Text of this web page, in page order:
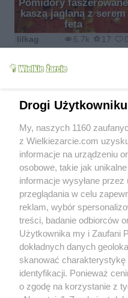
Pomidory faszerowane
kaszą jaglaną z serem
feta
6.7k 17 0
lilkag
Papka brokułowa z
kaszą jaglaną i
mięskiem po 6
miesiącu
20
Świąteczny deser
jaglany dla Izeczki.
6.2k 23
msewka
1
Drogi
My, naszych 1160
z Wielkiezarcie.com
informacje na urządzeniu
osobowe, takie jak
informacje wysyłane
przeglądania w celu
reklam, wybór
treści, badanie odbiorców
Użytkownika my i Zaufani
dokładnych danych
skanować
identyfikacji. Ponieważ
o zgodę na korzystanie z